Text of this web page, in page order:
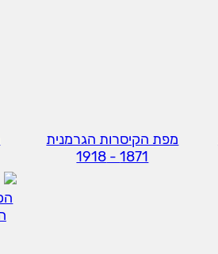
מפת הקיסרות הגרמנית
1871 - 1918